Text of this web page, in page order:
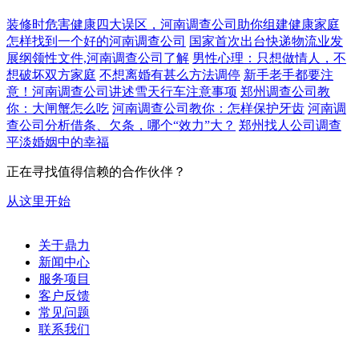
装修时危害健康四大误区，河南调查公司助你组建健康家庭
怎样找到一个好的河南调查公司 国家首次出台快递物流业发
展纲领性文件,河南调查公司了解 男性心理：只想做情人，不
想破坏双方家庭 不想离婚有甚么方法调停 新手老手都要注
意！河南调查公司讲述雪天行车注意事项 郑州调查公司教
你：大闸蟹怎么吃 河南调查公司教你：怎样保护牙齿 河南调
查公司分析借条、欠条，哪个“效力”大？ 郑州找人公司调查
平淡婚姻中的幸福
正在寻找值得信赖的合作伙伴？
从这里开始
关于鼎力
新闻中心
服务项目
客户反馈
常见问题
联系我们